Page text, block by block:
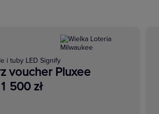
i tuby LED Signify
voucher Pluxee
500 zł